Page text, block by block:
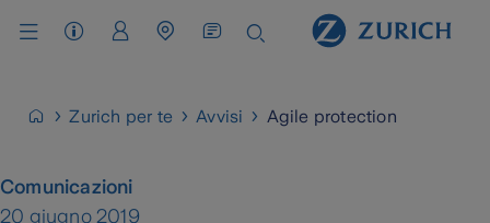
Zurich per te Avvisi Agile protection
Comunicazioni
20 giugno 2019